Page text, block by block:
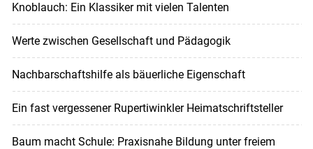
Knoblauch: Ein Klassiker mit vielen Talenten
Werte zwischen Gesellschaft und Pädagogik
Nachbarschaftshilfe als bäuerliche Eigenschaft
Ein fast vergessener Rupertiwinkler Heimatschriftsteller
Baum macht Schule: Praxisnahe Bildung unter freiem